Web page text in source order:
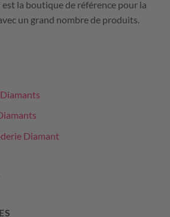
est la boutique de référence pour la
un grand nombre de produits.
Diamant